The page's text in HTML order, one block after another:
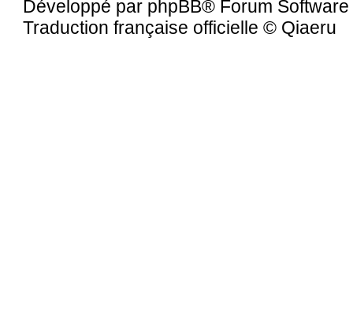
Développé par phpBB® Forum
Traduction française officielle © Qiaeru